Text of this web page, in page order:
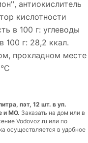
антиокислитель
кислотности
в 100 г: углеводы
100 г: 28,2 ккал.
прохладном месте
пэт, 12 шт. в уп.
и МО. Заказать на дом или в
Vodovoz.ru или по
осуществляется в удобное